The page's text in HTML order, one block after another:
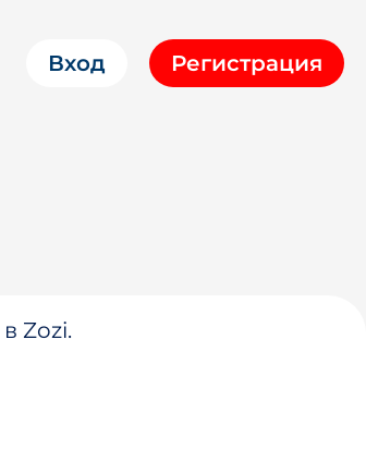
Вход Регистрация
Zozi.